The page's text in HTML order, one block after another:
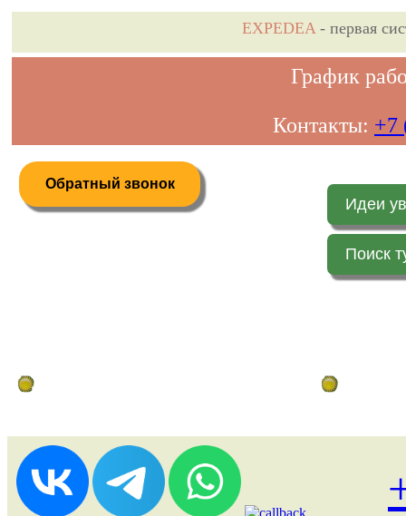
EXPEDEA- первая
График
Контакты: +7
Обратный звонок
Идеи
Поиск
Дистанционное бронирование туров